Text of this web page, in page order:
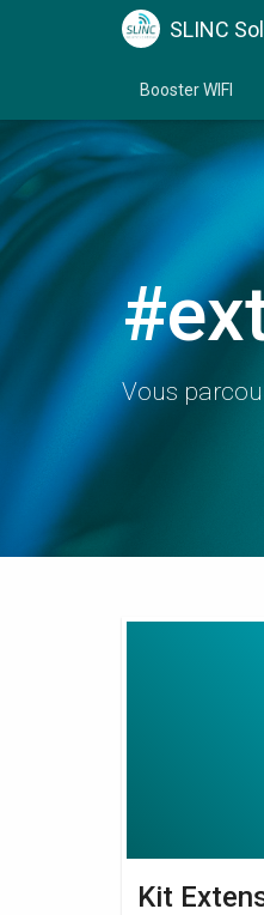
SLINC
Booster WIFI
Vous
Kit
Kit